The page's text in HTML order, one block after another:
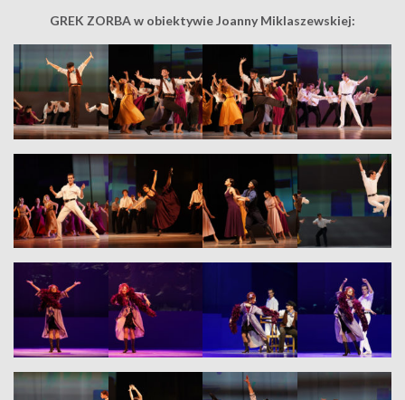
GREK ZORBA w obiektywie Joanny Miklaszewskiej: